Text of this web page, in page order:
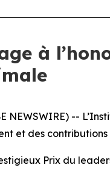
à
NEWSWIRE) --
et des
Prix du